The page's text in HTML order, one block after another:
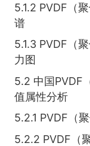
5.1.2 PVDF（
谱
5.1.3 PVDF（
力图
5.2 中国PVDF
值属性分析
5.2.1 PVDF（
5.2.2 PVDF（